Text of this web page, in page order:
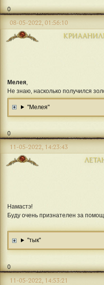
0
08-05-2022, 01:56:10
Мелея,
Не знаю, насколько получился
"Мелея"
0
11-05-2022, 14:23:43
Намастэ!
Буду очень признателен за
"тык"
0
11-05-2022, 14:53:21